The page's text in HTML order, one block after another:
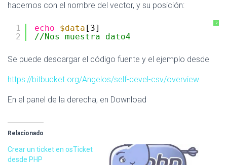
hacemos con el nombre del vector, y su posición:
?
1
2
echo $data [3]
//Nos muestra dato4
Se puede descargar el código fuente y el ejemplo desde
https://bitbucket.org/Angelos/self-devel-csv/overview
En el panel de la derecha, en Download
Relacionado
Crear un ticket en osTicket
desde PHP